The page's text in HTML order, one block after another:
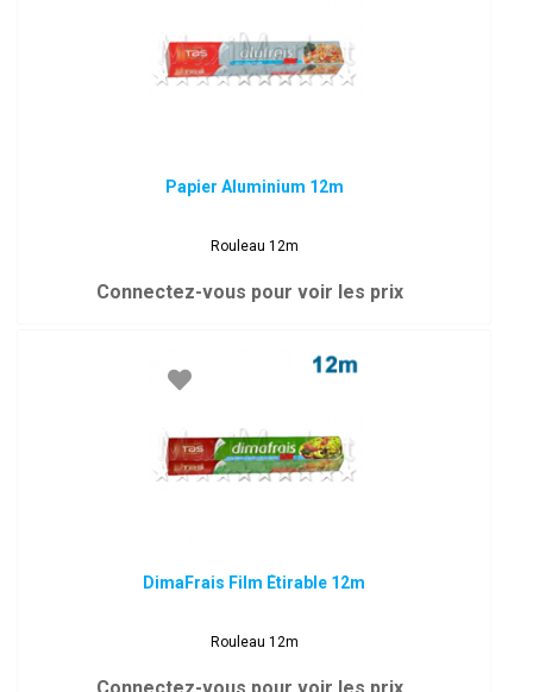
Papier Aluminium 12m
Rouleau 12m
Connectez-vous pour voir les prix
DimaFrais Film Étirable 12m
Rouleau 12m